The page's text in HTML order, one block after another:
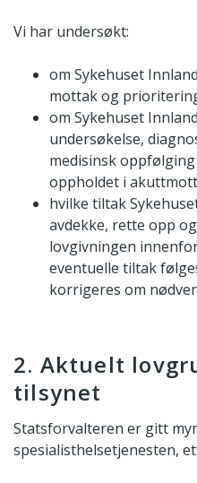
Vi har undersøkt:
om Sykehuset
mottak og
om Sykehuset
undersøkelse,
medisinsk
oppholdet i
hvilke tiltak
avdekke, rette opp
lovgivningen
eventuelle tiltak
korrigeres om
2. Aktuelt
tilsynet
Statsforvalteren er gitt
spesialisthelsetjenesten,